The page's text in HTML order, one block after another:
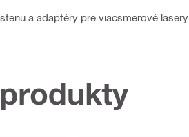
a adaptéry pre viacsmerové lasery